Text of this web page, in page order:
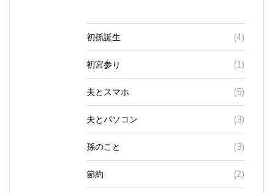
初孫誕生 (4)
初宮参り (1)
夫とスマホ (5)
夫とパソコン (3)
孫のこと (3)
節約 (2)
美容院 (10)